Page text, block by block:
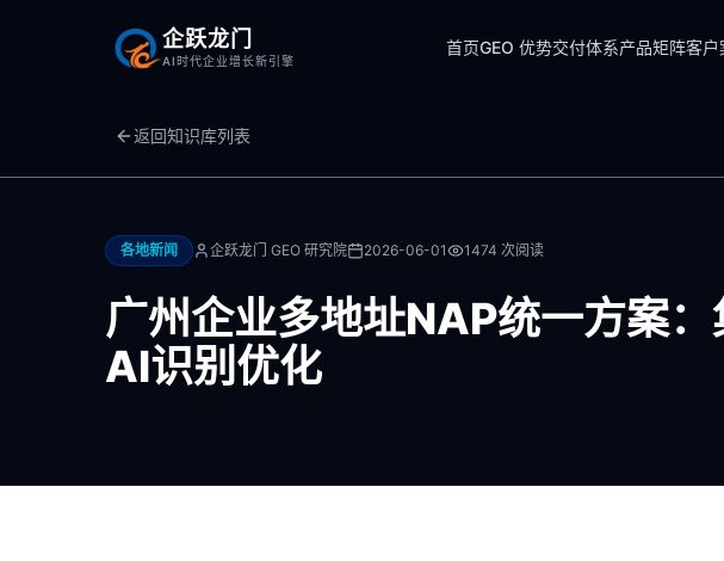
企跃龙门
AI时代企业增长新引擎
首页GEO 优势交付体系产品矩阵客户
返回知识库列表
各地新闻 企跃龙门 GEO 研究院 2026-06-01 1474 次阅读
广州企业多地址NAP统一方案
AI识别优化